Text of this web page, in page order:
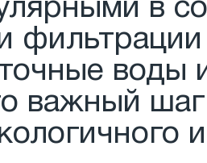
в
воды
важный